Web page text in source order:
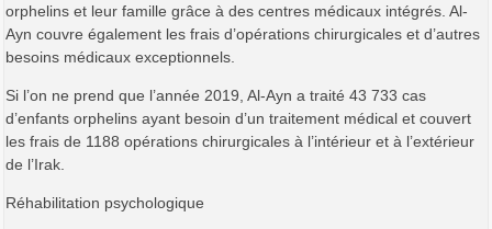
orphelins et leur famille grâce à des centres médicaux intégrés. Al-
Ayn couvre également les frais d’opérations chirurgicales et d’autres
besoins médicaux exceptionnels.
Si l’on ne prend que l’année 2019, Al-Ayn a traité 43 733 cas
d’enfants orphelins ayant besoin d’un traitement médical et couvert
les frais de 1188 opérations chirurgicales à l’intérieur et à l’extérieur
de l’Irak.
Réhabilitation psychologique